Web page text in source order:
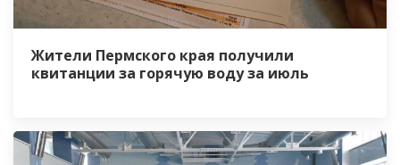
Жители Пермского края получили
квитанции за горячую воду за июль